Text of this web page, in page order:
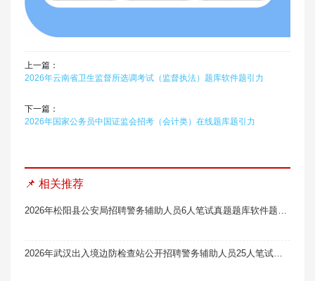
上一篇：
2026年云南省卫生监督所选调考试（监督执法）题库软件题引力
下一篇：
2026年国家公务员中国证监会招考（会计类）在线题库题引力
📌 相关推荐